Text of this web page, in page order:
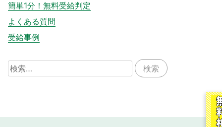
簡単1分！無料受給判定
よくある質問
受給事例
検
索: